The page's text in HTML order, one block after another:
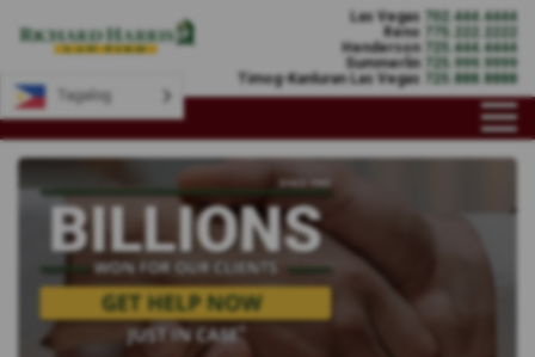
Las Vegas 702.444.4444
Reno 775.222.2222
Henderson 725.444.4444
Summerlin 725.999.9999
Timog-Kanluran Las Vegas 725.888.8888
Tagalog